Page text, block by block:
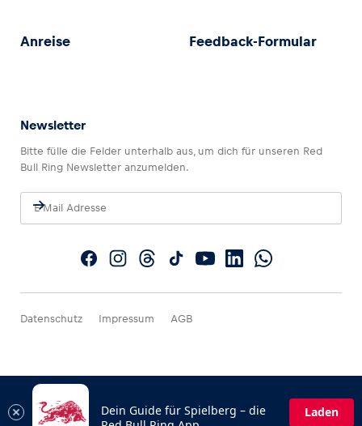
Anreise Feedback-Formular
Newsletter
Bitte fülle die Felder unterhalb aus, um dich für unseren Red
Bull Ring Newsletter anzumelden.
Datenschutz Impressum AGB
Dein Guide für Spielberg – die
Laden